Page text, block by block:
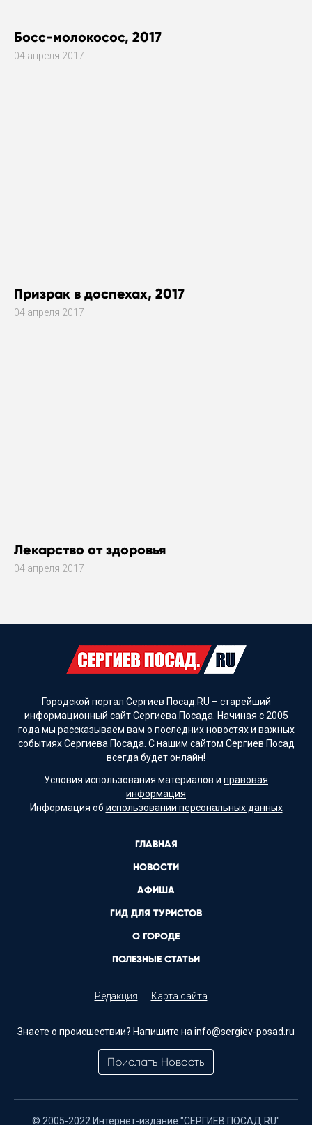
Босс-молокосос, 2017
04 апреля 2017
Призрак в доспехах, 2017
04 апреля 2017
Лекарство от здоровья
04 апреля 2017
Городской портал Сергиев Посад.RU – старейший
информационный сайт Сергиева Посада. Начиная с 2005
года мы рассказываем вам о последних новостях и важных
событиях Сергиева Посада. С нашим сайтом Сергиев Посад
всегда будет онлайн!
Условия использования материалов и правовая
информация
Информация об использовании персональных данных
ГЛАВНАЯ
НОВОСТИ
АФИША
ГИД ДЛЯ ТУРИСТОВ
О ГОРОДЕ
ПОЛЕЗНЫЕ СТАТЬИ
Редакция Карта сайта
Знаете о происшествии? Напишите на info@sergiev-posad.ru
Прислать Новость
© 2005-2022 Интернет-издание "СЕРГИЕВ ПОСАД.RU"